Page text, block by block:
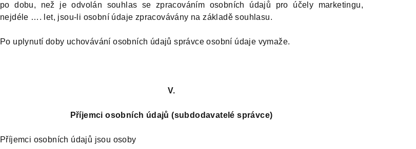
po dobu, než je odvolán souhlas se zpracováním osobních údajů pro účely marketingu,
nejdéle …. let, jsou-li osobní údaje zpracovávány na základě souhlasu.
Po uplynutí doby uchovávání osobních údajů správce osobní údaje vymaže.
V.
Příjemci osobních údajů (subdodavatelé správce)
Příjemci osobních údajů jsou osoby